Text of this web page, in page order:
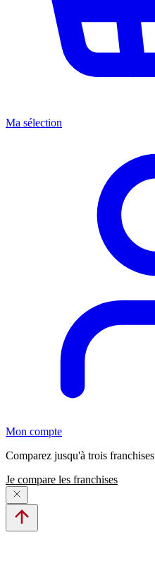
Ma sélection
Mon compte
Comparez jusqu'à trois franchises
Je compare les franchises